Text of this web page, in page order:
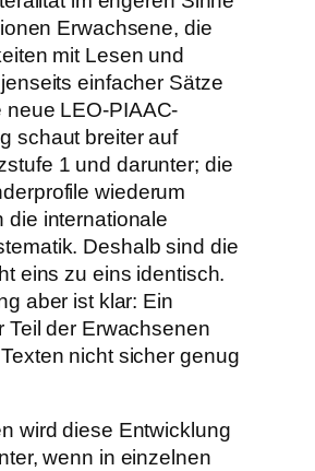
Erwachsene, die
mit Lesen und
einfacher Sätze
neue LEO-PIAAC-
schaut breiter auf
1 und darunter; die
wiederum
die internationale
Deshalb sind die
eins zu eins identisch.
aber ist klar: Ein
Teil der Erwachsenen
nicht sicher genug
wird diese Entwicklung
wenn in einzelnen